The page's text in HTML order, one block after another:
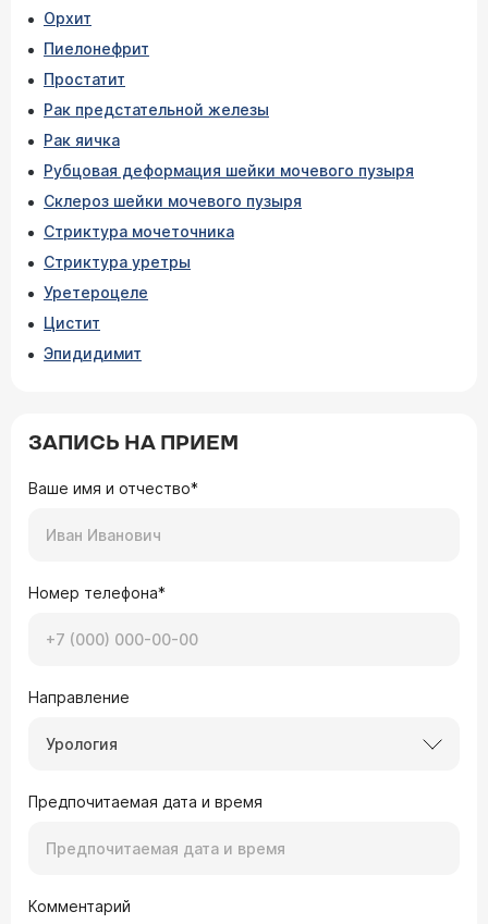
Орхит
Пиелонефрит
Простатит
Рак предстательной железы
Рак яичка
Рубцовая деформация шейки мочевого пузыря
Склероз шейки мочевого пузыря
Стриктура мочеточника
Стриктура уретры
Уретероцеле
Цистит
Эпидидимит
ЗАПИСЬ НА ПРИЕМ
Ваше имя и отчество*
Номер телефона*
Направление
Урология
Предпочитаемая дата и время
Комментарий